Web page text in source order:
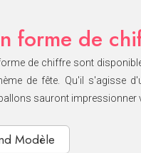
forme de
de chiffre sont
de fête. Qu'il s'agisse
sauront impressionner
Modèle